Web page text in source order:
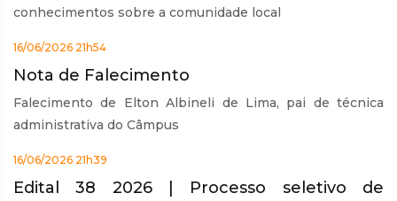
conhecimentos sobre a comunidade local
16/06/2026 21h54
Nota de Falecimento
Falecimento de Elton Albineli de Lima, pai de técnica
administrativa do Câmpus
16/06/2026 21h39
Edital 38 2026 | Processo seletivo de